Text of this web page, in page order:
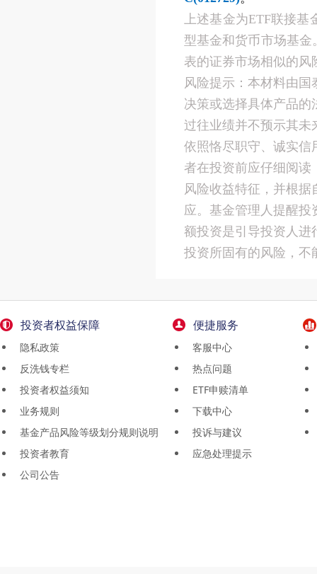
上述基金为ETF联接基
型基金和货币市场基金
表的证券市场相似的风
风险提示：本材料由
决策或选择具体产品
过往业绩并不预示其未
依照恪尽职守、诚实信
者在投资前应仔细阅读
风险收益特征，并根
应。基金管理人提醒投
额投资是引导投资人进
投资所固有的风险，不
投资者权益保障
隐私政策
反洗钱专栏
投资者权益须知
业务规则
基金产品风险等级划分规则说明
投资者教育
公司公告
便捷服务
客服中心
热点问题
ETF申赎清单
下载中心
投诉与建议
应急处理提示